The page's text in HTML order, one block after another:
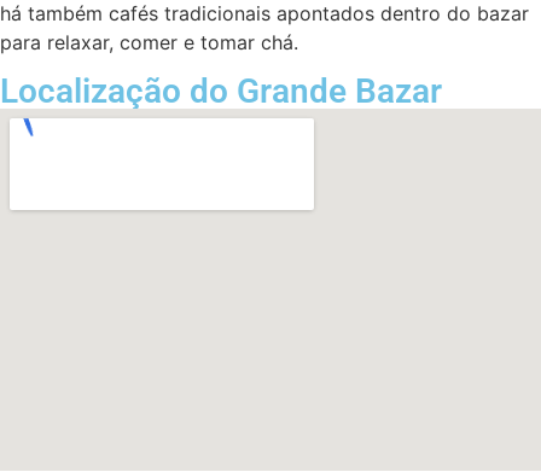
há também cafés tradicionais apontados dentro do bazar
para relaxar, comer e tomar chá.
Localização do Grande Bazar